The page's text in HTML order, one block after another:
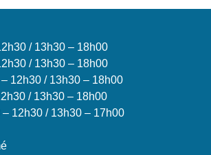
/ 13h30 – 18h00
/ 13h30 – 18h00
12h30 / 13h30 – 18h00
/ 13h30 – 18h00
12h30 / 13h30 – 17h00